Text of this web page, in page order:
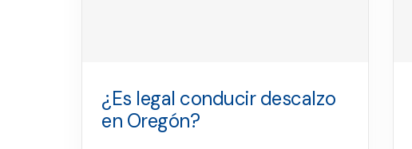
¿Es legal conducir descalzo
en Oregón?